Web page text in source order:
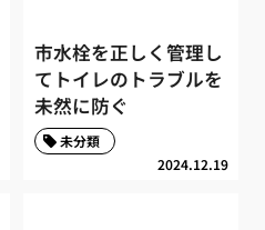
市水栓を正しく管理し
てトイレのトラブルを
未然に防ぐ
2024.12.19
未分類